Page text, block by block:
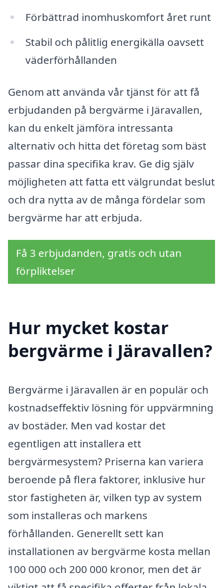
Förbättrad inomhuskomfort året runt
Stabil och pålitlig energikälla oavsett
väderförhållanden
Genom att använda vår tjänst för att få
erbjudanden på bergvärme i Järavallen,
kan du enkelt jämföra intressanta
alternativ och hitta det företag som bäst
passar dina specifika krav. Ge dig själv
möjligheten att fatta ett välgrundat beslut
och dra nytta av de många fördelar som
bergvärme har att erbjuda.
Få 3 erbjudanden, gratis och utan
förpliktelser
Hur mycket kostar
bergvärme i Järavallen?
Bergvärme i Järavallen är en populär och
kostnadseffektiv lösning för uppvärmning
av bostäder. Men vad kostar det
egentligen att installera ett
bergvärmesystem? Priserna kan variera
beroende på flera faktorer, inklusive hur
stor fastigheten är, vilken typ av system
som installeras och markens
förhållanden. Generellt sett kan
installationen av bergvärme kosta mellan
100 000 och 200 000 kronor, men det är